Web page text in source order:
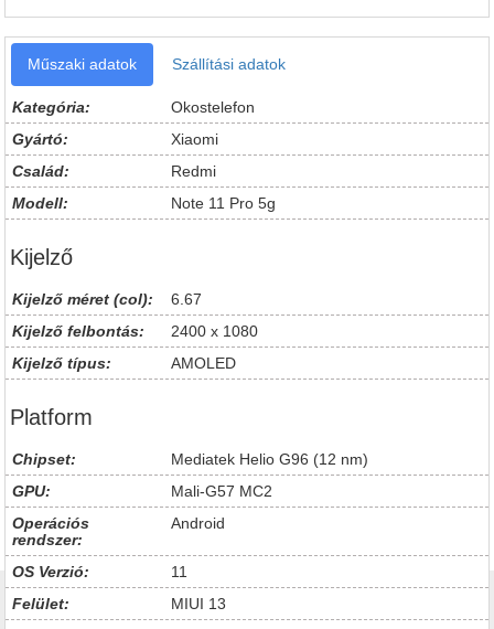
Műszaki adatok Szállítási adatok
Kategória:
Okostelefon
Gyártó:
Xiaomi
Család:
Redmi
Modell:
Note 11 Pro 5g
Kijelző
Kijelző méret (col):
6.67
Kijelző felbontás:
2400 x 1080
Kijelző típus:
AMOLED
Platform
Chipset:
Mediatek Helio G96 (12 nm)
GPU:
Mali-G57 MC2
Operációs
rendszer:
Android
OS Verzió:
11
Felület:
MIUI 13